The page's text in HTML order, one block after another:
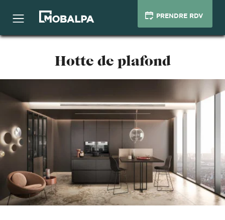
PRENDRE RDV
Hotte de plafond